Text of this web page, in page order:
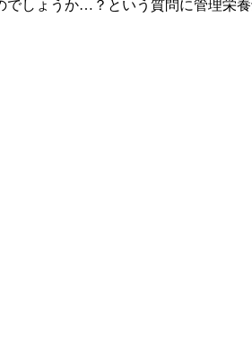
しょうか…？という質問に管理栄養